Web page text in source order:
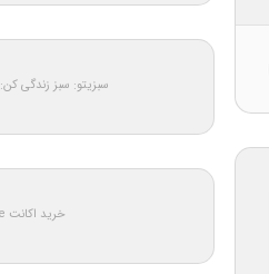
سبزیتو: سبز زندگی کن: Sabzito.com
خرید اکانت claude